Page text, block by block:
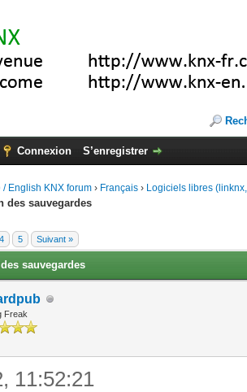
Connexion S’enregistrer
/ English KNX forum › Français › Logiciels libres
des sauvegardes
4 5 Suivant »
sauvegardes
Freak
11:52:21